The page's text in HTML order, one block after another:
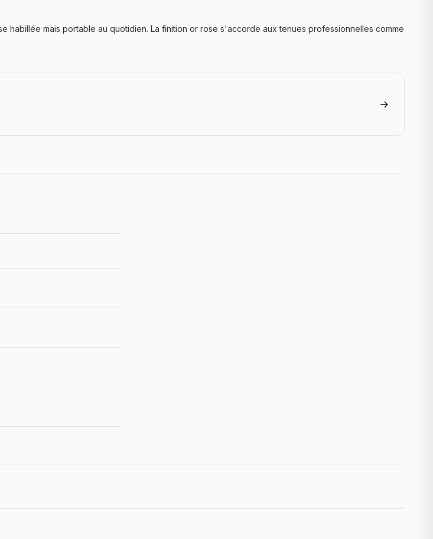
habillée mais portable au quotidien. La finition or rose s'accorde aux tenues professionnelles comme